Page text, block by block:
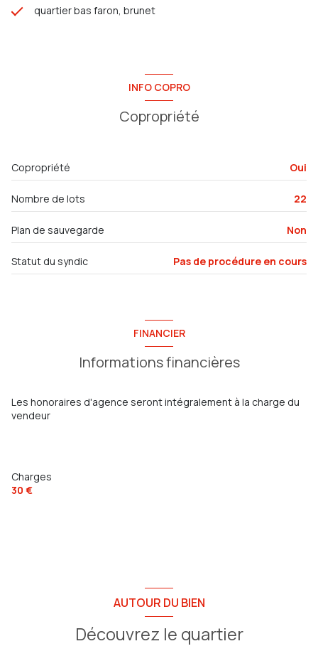
quartier bas faron, brunet
INFO COPRO
Copropriété
Copropriété Oui
Nombre de lots 22
Plan de sauvegarde Non
Statut du syndic Pas de procédure en cours
FINANCIER
Informations financières
Les honoraires d'agence seront intégralement à la charge du
vendeur
Charges
30 €
AUTOUR DU BIEN
Découvrez le quartier